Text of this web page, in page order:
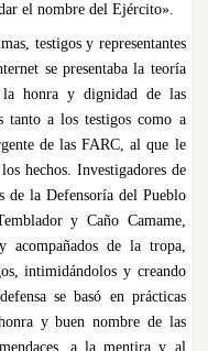
el nombre del Ejército».
testigos y representantes
se presentaba la teoría
la honra y dignidad de las
tanto a los testigos como a
de las FARC, al que le
hechos. Investigadores de
de la Defensoría del Pueblo
y Caño Camame,
acompañados de la tropa,
intimidándolos y creando
se basó en prácticas
y buen nombre de las
a la mentira y al